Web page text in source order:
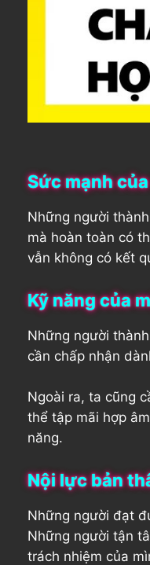
Sức mạnh
Những người
mà hoàn toàn có
vẫn không có kết
Kỹ năng của
Những người
cần chấp nhận
Ngoài ra, ta cũng
thể tập mãi hợp
năng.
Nội lực bản
Những người đạt
Những người tận
trách nhiệm của